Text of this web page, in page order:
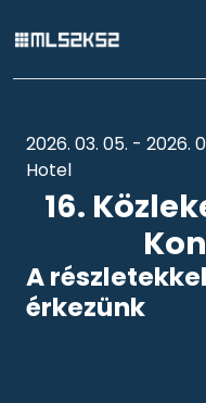
2026. 03. 05. - 2026.
Hotel
16.
A
érkezünk